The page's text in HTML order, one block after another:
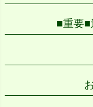
■重要■